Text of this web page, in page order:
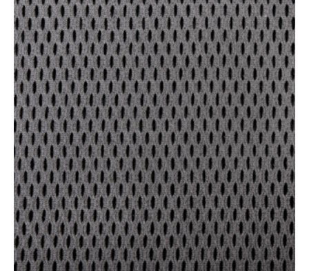
Крестовины
Пластик выдерживает большой вес и интенсивное
использование. Стальные и алюминиевые модели
отличаются повышенной прочностью,
долговечностью и презентабельным внешним
видом.